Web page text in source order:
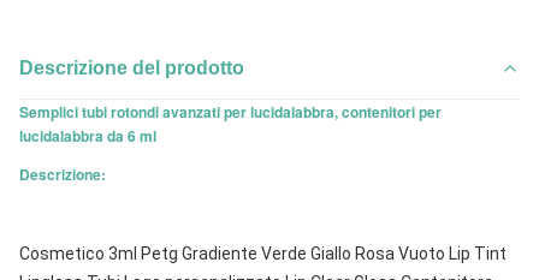
Descrizione del prodotto
Semplici tubi rotondi avanzati per lucidalabbra, contenitori per
lucidalabbra da 6 ml
Descrizione:
Cosmetico 3ml Petg Gradiente Verde Giallo Rosa Vuoto Lip Tint